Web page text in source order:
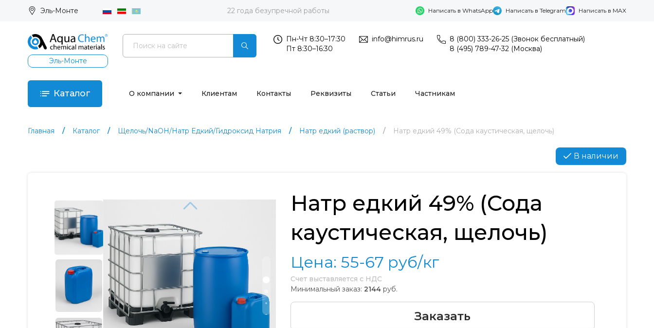
Эль-Монте 22 года безупречной работы Написать в WhatsApp Написать в Telegram Написать в MAX
Эль-Монте
Пн-Чт 8:30–17:30
Пт 8:30–16:30
info@himrus.ru
8 (800) 333-26-25 (Звонок бесплатный)
8 (495) 789-47-32 (Москва)
Каталог О компании Клиентам Контакты Реквизиты Статьи Частникам
Главная Каталог Щелочь/NaOH/Натр Едкий/Гидроксид Натрия Натр едкий (раствор) Натр едкий 49% (Сода каустическая, щелочь)
В наличии
Натр едкий 49% (Сода
каустическая, щелочь)
Цена: 55-67 руб/кг
Счет выставляется с НДС
Минимальный заказ: 2144 руб.
Заказать